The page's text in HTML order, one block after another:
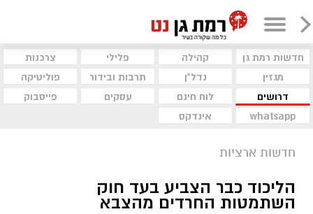
חדשות רמת גן קהילה פלילי
צרכנות
מגזין
נדל"ן תרבות ובידור
פוליטיקה
דרושים
לוח חינם עסקים
פייסבוק
whatsapp
אינדקס
חדשות ארציות
הליכוד כבר הצביע בעד חוק
השתמטות החרדים מהצבא